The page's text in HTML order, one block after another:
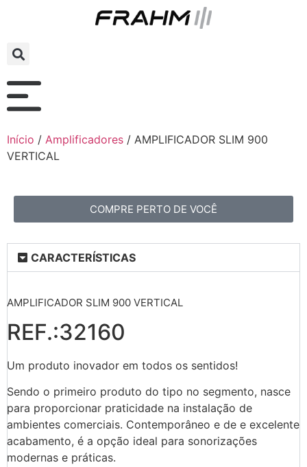
Início / Amplificadores / AMPLIFICADOR SLIM 900
VERTICAL
COMPRE PERTO DE VOCÊ
CARACTERÍSTICAS
AMPLIFICADOR SLIM 900 VERTICAL
REF.:32160
Um produto inovador em todos os sentidos!
Sendo o primeiro produto do tipo no segmento, nasce
para proporcionar praticidade na instalação de
ambientes comerciais. Contemporâneo e de e excelente
acabamento, é a opção ideal para sonorizações
modernas e práticas.